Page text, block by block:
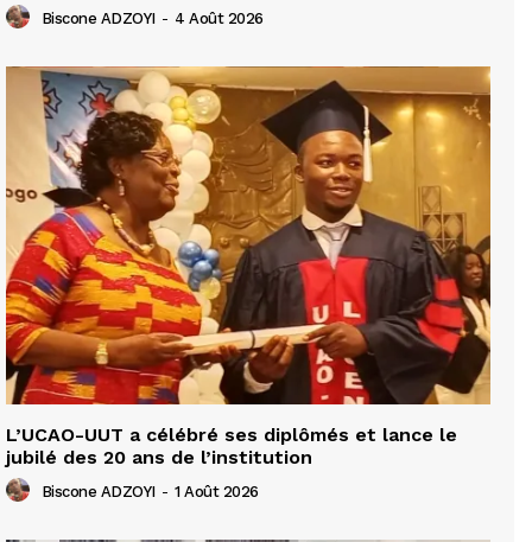
Biscone ADZOYI - 4 Août 2026
L’UCAO-UUT a célébré ses diplômés et lance le
jubilé des 20 ans de l’institution
Biscone ADZOYI - 1 Août 2026